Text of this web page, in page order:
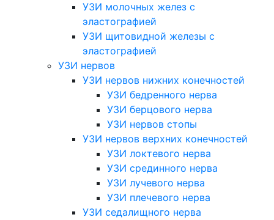
УЗИ молочных желез с
эластографией
УЗИ щитовидной железы с
эластографией
УЗИ нервов
УЗИ нервов нижних конечностей
УЗИ бедренного нерва
УЗИ берцового нерва
УЗИ нервов стопы
УЗИ нервов верхних конечностей
УЗИ локтевого нерва
УЗИ срединного нерва
УЗИ лучевого нерва
УЗИ плечевого нерва
УЗИ седалищного нерва